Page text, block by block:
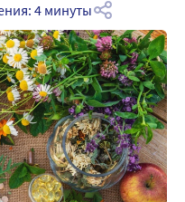
4 минуты